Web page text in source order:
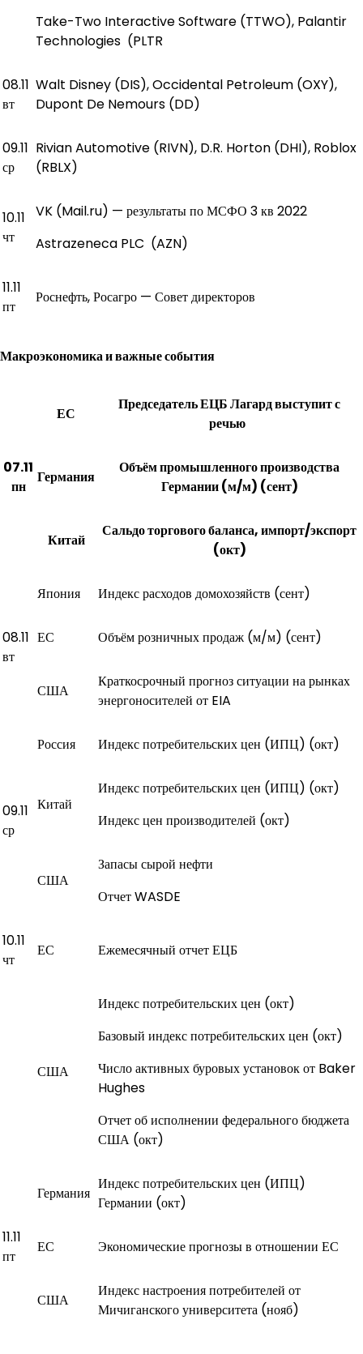
Take-Two Interactive Software (TTWO), Palantir
Technologies (PLTR
08.11
вт
Walt Disney (DIS), Occidental Petroleum (OXY),
Dupont De Nemours (DD)
09.11
ср
Rivian Automotive (RIVN), D.R. Horton (DHI), Roblox
(RBLX)
10.11
чт
VK (Mail.ru) — результаты по МСФО 3 кв 2022
Astrazeneca PLC (AZN)
11.11
пт
Роснефть, Росагро — Совет директоров
Макроэкономика и важные события
07.11
пн
ЕС
Председатель ЕЦБ Лагард выступит с
речью
Германия
Объём промышленного производства
Германии (м/м) (сент)
Китай
Сальдо торгового баланса, импорт/экспорт
(окт)
08.11
вт
Япония Индекс расходов домохозяйств (сент)
ЕС Объём розничных продаж (м/м) (сент)
США
Краткосрочный прогноз ситуации на рынках
энергоносителей от EIA
09.11
ср
Россия Индекс потребительских цен (ИПЦ) (окт)
Китай
Индекс потребительских цен (ИПЦ) (окт)
Индекс цен производителей (окт)
США
Запасы сырой нефти
Отчет WASDE
10.11
чт
ЕС Ежемесячный отчет ЕЦБ
США
Индекс потребительских цен (окт)
Базовый индекс потребительских цен (окт)
Число активных буровых установок от Baker
Hughes
Отчет об исполнении федерального бюджета
США (окт)
11.11
пт
Германия
Индекс потребительских цен (ИПЦ)
Германии (окт)
ЕС Экономические прогнозы в отношении ЕС
США
Индекс настроения потребителей от
Мичиганского университета (нояб)